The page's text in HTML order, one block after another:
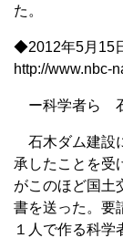
た。
◆2012年5月15
http://www.nbc-
ー科学者ら
石木ダム建設
承したことを受
がこのほど国土
書を送った。要
１人で作る科学